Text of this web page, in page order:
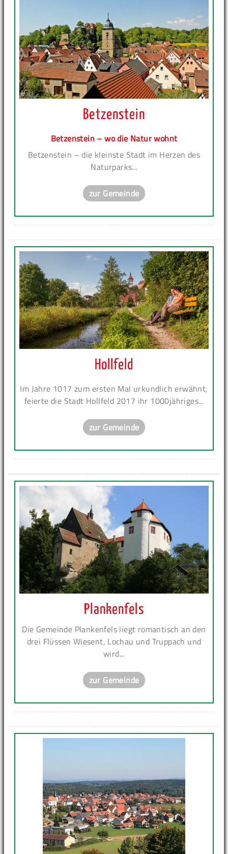
Betzenstein
Betzenstein – wo die Natur wohnt
Betzenstein – die kleinste Stadt im Herzen des
Naturparks...
zur Gemeinde
Hollfeld
Im Jahre 1017 zum ersten Mal urkundlich erwähnt,
feierte die Stadt Hollfeld 2017 ihr 1000jähriges...
zur Gemeinde
Plankenfels
Die Gemeinde Plankenfels liegt romantisch an den
drei Flüssen Wiesent, Lochau und Truppach und
wird...
zur Gemeinde